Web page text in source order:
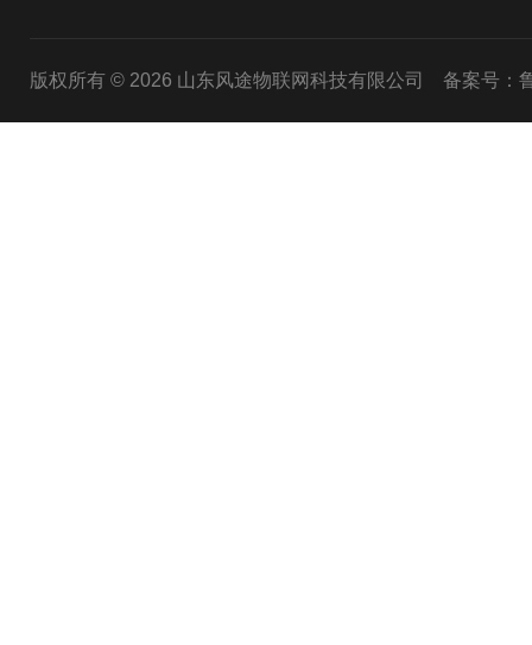
版权所有 © 2026 山东风途物联网科技有限公司 备案号：